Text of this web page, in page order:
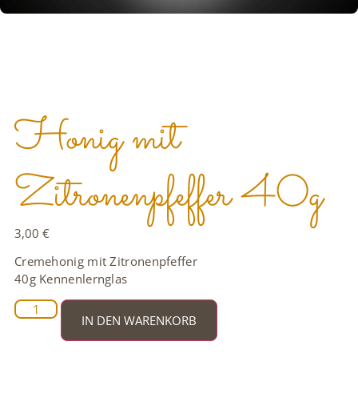
Honig mit
Zitronenpfeffer 40g
3,00 €
Cremehonig mit Zitronenpfeffer
40g Kennenlernglas
IN DEN WARENKORB